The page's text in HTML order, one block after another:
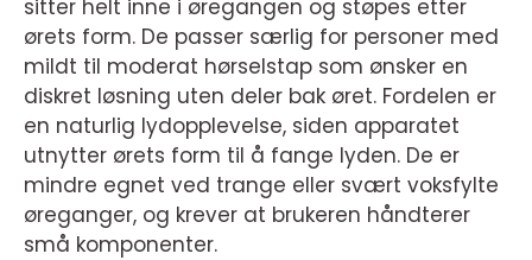
sitter helt inne i øregangen og støpes etter
ørets form. De passer særlig for personer med
mildt til moderat hørselstap som ønsker en
diskret løsning uten deler bak øret. Fordelen er
en naturlig lydopplevelse, siden apparatet
utnytter ørets form til å fange lyden. De er
mindre egnet ved trange eller svært voksfylte
øreganger, og krever at brukeren håndterer
små komponenter.